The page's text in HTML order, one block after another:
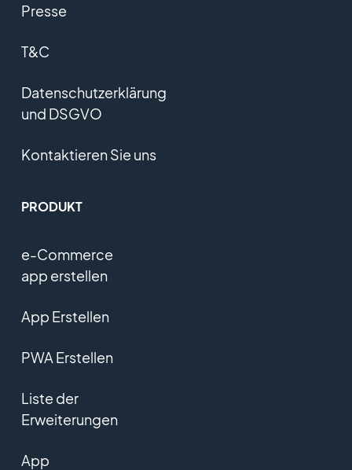
Presse
T&C
Datenschutzerklärung
und DSGVO
Kontaktieren Sie uns
PRODUKT
e-Commerce
app erstellen
App Erstellen
PWA Erstellen
Liste der
Erweiterungen
App